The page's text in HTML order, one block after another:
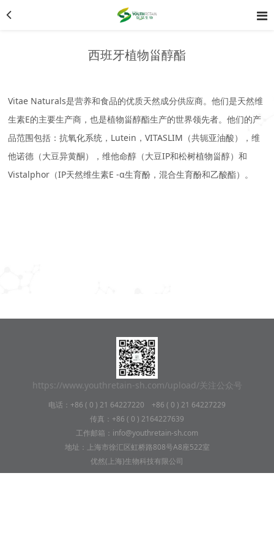
西班牙植物甾醇酯
Vitae Naturals是营养和食品的优质天然成分供应商。他们是天然维
生素E的主要生产商，也是植物甾醇酯生产的世界领先者。他们的产
品范围包括：抗氧化系统，Lutein，VITASLIM（共轭亚油酸），维
他诺德（大豆异黄酮），维他命醇（大豆IP和松树植物甾醇）和
Vistalphor（IP天然维生素E -α生育酚，混合生育酚和乙酸酯）。
https://www.youthretain-sh.com/upload/关注公众号
电话：+86 ( 0 ) 21 64227220 +86 ( 0 ) 21 64227229
传真：+86 ( 0 ) 2164227639
工作邮箱：info@youthretain-sh.com
地址：上海市徐汇区虹桥路808号A8座522室
优然(上海)生物科技有限公司